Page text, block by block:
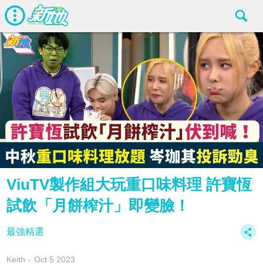
ViuTV製作組大玩重口味料理 許寶恆
試飲「月餅榨汁」即變臉！
最強精選
Keith Oct 5 2023